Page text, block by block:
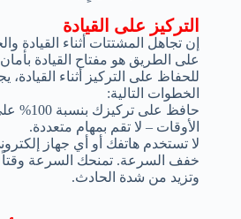
التركيز على القيادة
إن تجاهل المشتتات أثناء القيادة
على الطريق هو مفتاح القيادة
للحفاظ على التركيز أثناء القيادة،
الخطوات التالية:
حافظ على
الأوقات – لا تقم بمهام متعددة.
لا تستخدم هاتفك أو أي جهاز
خفف السرعة. تمنحك السرعة وقتاً
وتزيد من شدة الحادث.